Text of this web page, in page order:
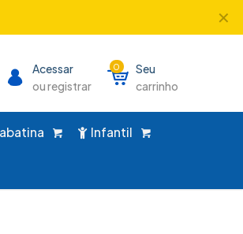
✕
Acessar
ou registrar
0
Seu
carrinho
Infantil